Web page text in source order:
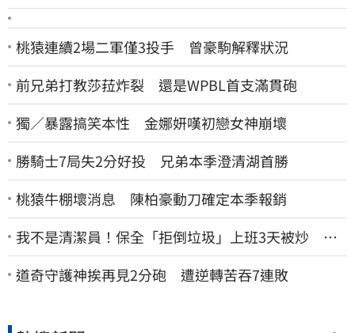
桃猿連續2場二軍僅3投手 曾豪駒解釋狀況
前兄弟打教莎菈炸裂 還是WPBL首支滿貫砲
獨／暴露搞笑本性 金娜妍嘆初戀女神崩壞
勝騎士7局失2分好投 兄弟本季澄清湖首勝
桃猿牛棚壞消息 陳柏豪動刀確定本季報銷
我不是清潔員！保全「拒倒垃圾」上班3天被炒 找
法院討公道結果出爐
道奇守護神挨再見2分砲 遭逆轉苦吞7連敗